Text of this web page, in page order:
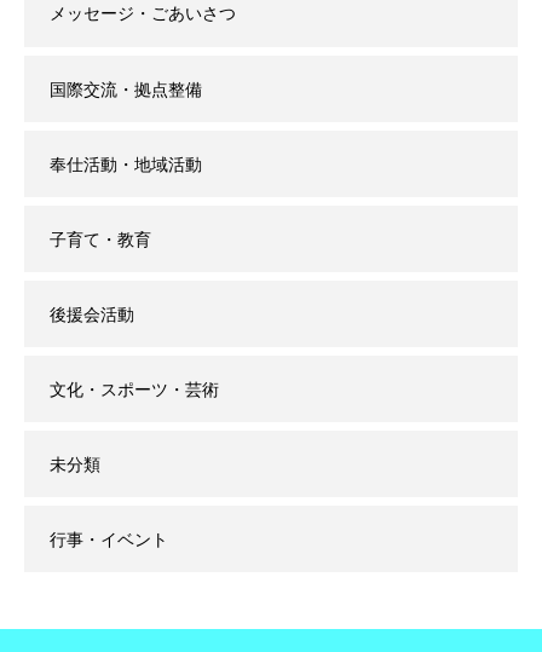
メッセージ・ごあいさつ
国際交流・拠点整備
奉仕活動・地域活動
子育て・教育
後援会活動
文化・スポーツ・芸術
未分類
行事・イベント